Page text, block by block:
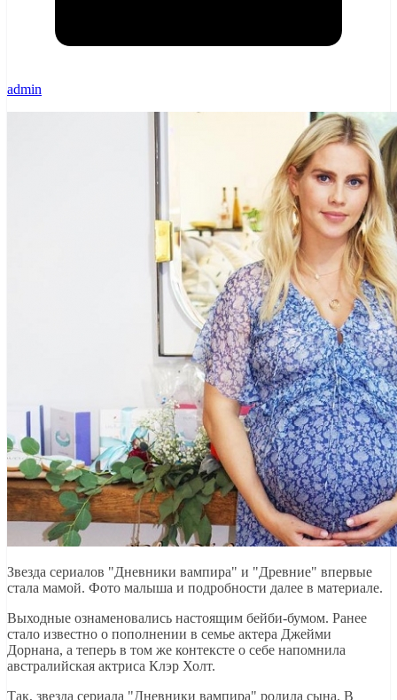
admin
Звезда сериалов "Дневники вампира" и "Древние" впервые
стала мамой. Фото малыша и подробности далее в материале.
Выходные ознаменовались настоящим бейби-бумом. Ранее
стало известно о пополнении в семье актера Джейми
Дорнана, а теперь в том же контексте о себе напомнила
австралийская актриса Клэр Холт.
Так, звезда сериала "Дневники вампира" родила сына. В